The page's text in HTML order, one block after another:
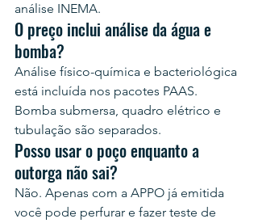
análise INEMA.
O preço inclui análise da água e
bomba?
Análise físico-química e bacteriológica
está incluída nos pacotes PAAS.
Bomba submersa, quadro elétrico e
tubulação são separados.
Posso usar o poço enquanto a
outorga não sai?
Não. Apenas com a APPO já emitida
você pode perfurar e fazer teste de